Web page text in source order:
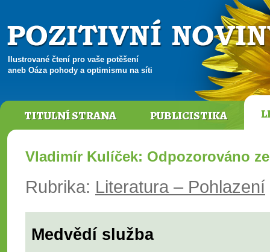
Ilustrované čtení pro vaše potěšení
aneb Oáza pohody a optimismu na síti
TITULNÍ STRANA PUBLICISTIKA
Vladimír Kulíček: Odpozorováno
Rubrika: Literatura – Pohlazení
Medvědí služba